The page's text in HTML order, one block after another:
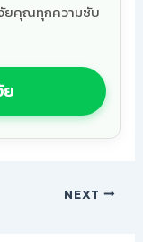
ยคุณทุกความซับ
NEXT